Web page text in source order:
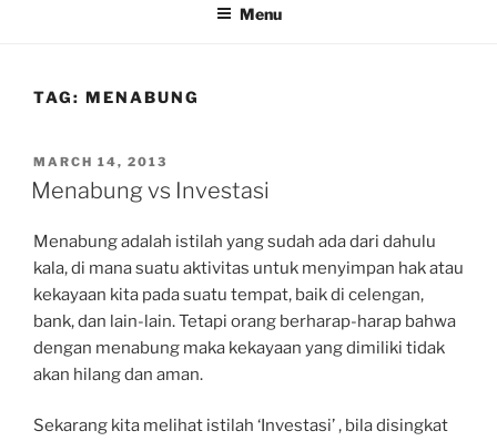
Menu
TAG: MENABUNG
POSTED
ON
MARCH 14, 2013
Menabung vs Investasi
Menabung adalah istilah yang sudah ada dari dahulu
kala, di mana suatu aktivitas untuk menyimpan hak atau
kekayaan kita pada suatu tempat, baik di celengan,
bank, dan lain-lain. Tetapi orang berharap-harap bahwa
dengan menabung maka kekayaan yang dimiliki tidak
akan hilang dan aman.
Sekarang kita melihat istilah ‘Investasi’ , bila disingkat